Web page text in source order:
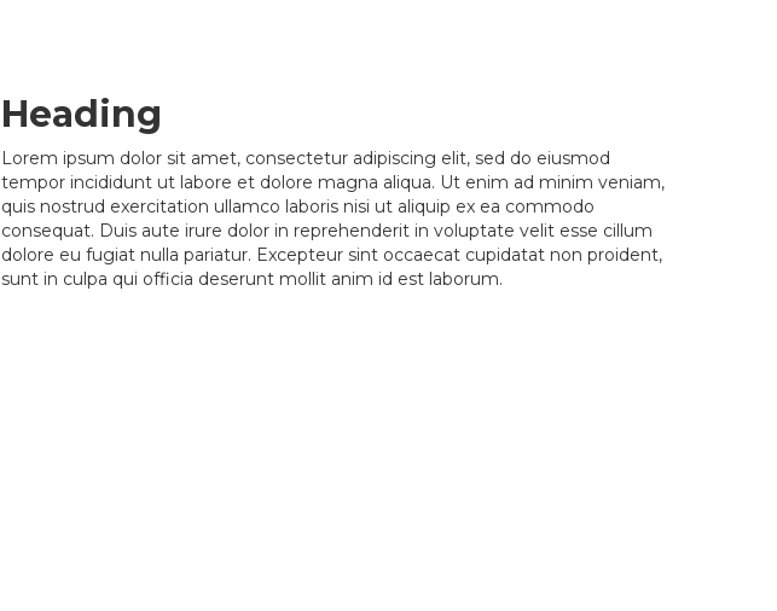
Heading
Lorem ipsum dolor sit amet, consectetur adipiscing elit, sed do eiusmod
tempor incididunt ut labore et dolore magna aliqua. Ut enim ad minim veniam,
quis nostrud exercitation ullamco laboris nisi ut aliquip ex ea commodo
consequat. Duis aute irure dolor in reprehenderit in voluptate velit esse cillum
dolore eu fugiat nulla pariatur. Excepteur sint occaecat cupidatat non proident,
sunt in culpa qui officia deserunt mollit anim id est laborum.